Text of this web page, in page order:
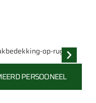
PERSOONEEL